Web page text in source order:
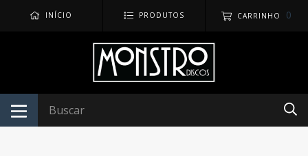
INÍCIO PRODUTOS CARRINHO 0